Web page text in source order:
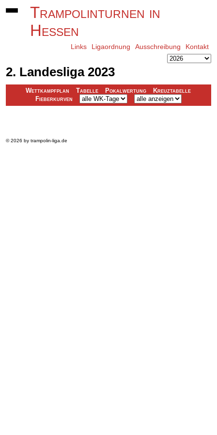
Trampolinturnen in
Hessen
Links Ligaordnung Ausschreibung Kontakt
2. Landesliga 2023
Wettkampfplan Tabelle Pokalwertung
Kreuztabelle
Fieberkurven
© 2026 by trampolin-liga.de